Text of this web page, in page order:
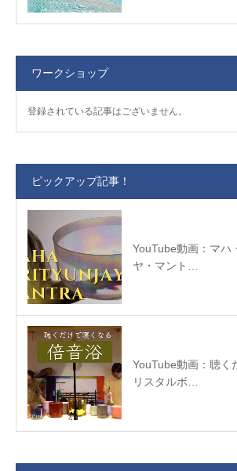
ワークショップ
登録されている記事はございません。
ピックアップ記事！
YouTube動画：マハ
ヤ・マント…
YouTube動画：聴く
リスタルボ…